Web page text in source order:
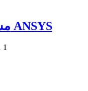
مش بندی در نرم افزار ANSYS
1